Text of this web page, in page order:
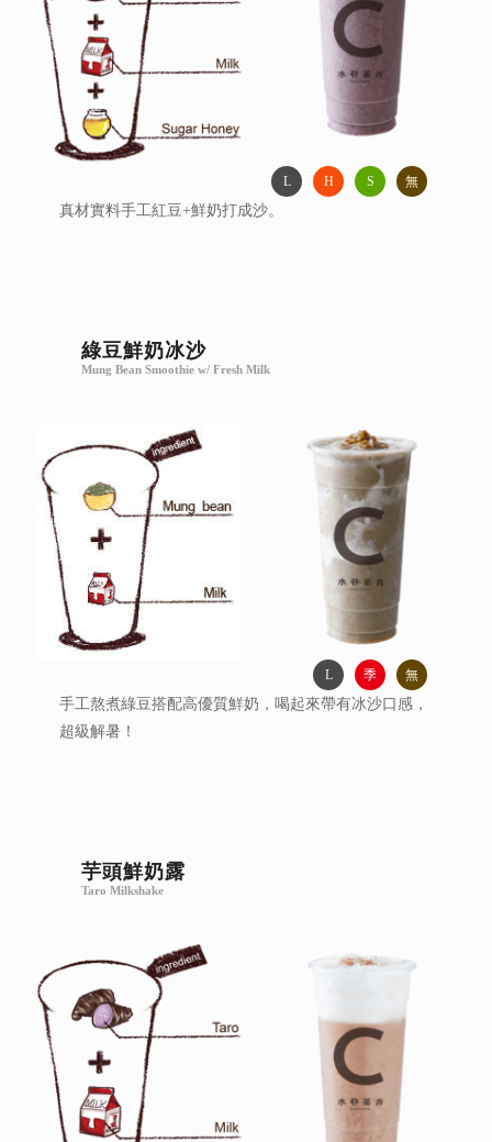
L H S 無
真材實料手工紅豆+鮮奶打成沙。
綠豆鮮奶冰沙
Mung Bean Smoothie w/ Fresh Milk
L 季 無
手工熬煮綠豆搭配高優質鮮奶，喝起來帶有冰沙口感，
超級解暑！
芋頭鮮奶露
Taro Milkshake